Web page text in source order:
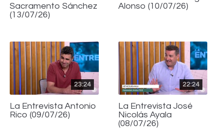
Sacramento Sánchez
(13/07/26)
Alonso (10/07/26)
23:24
La Entrevista Antonio
Rico (09/07/26)
22:24
La Entrevista José
Nicolás Ayala
(08/07/26)